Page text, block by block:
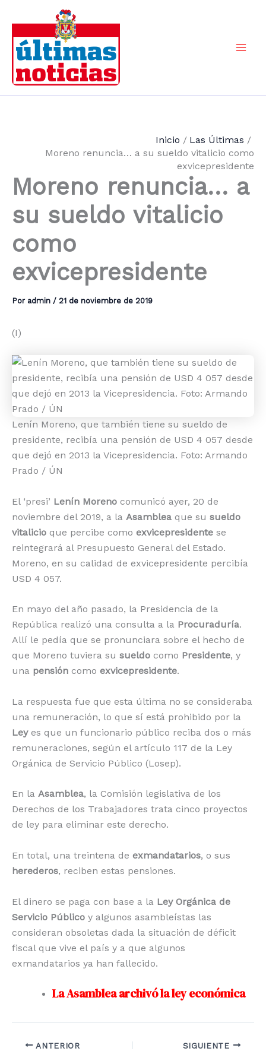
contenido
Inicio
Las Últimas
Moreno renuncia… a su sueldo vitalicio como
exvicepresidente
Moreno renuncia… a
su sueldo vitalicio
como
exvicepresidente
Por admin / 21 de noviembre de 2019
(I)
Lenín Moreno, que también tiene su sueldo de
presidente, recibía una pensión de USD 4 057 desde
que dejó en 2013 la Vicepresidencia. Foto: Armando
Prado / ÚN
El ‘presi’ Lenín Moreno comunicó ayer, 20 de
noviembre del 2019, a la Asamblea que su sueldo
vitalicio que percibe como exvicepresidente se
reintegrará al Presupuesto General del Estado.
Moreno, en su calidad de exvicepresidente percibía
USD 4 057.
En mayo del año pasado, la Presidencia de la
República realizó una consulta a la Procuraduría.
Allí le pedía que se pronunciara sobre el hecho de
que Moreno tuviera su sueldo como Presidente, y
una pensión como exvicepresidente.
La respuesta fue que esta última no se consideraba
una remuneración, lo que sí está prohibido por la
Ley es que un funcionario público reciba dos o más
remuneraciones, según el artículo 117 de la Ley
Orgánica de Servicio Público (Losep).
En la Asamblea, la Comisión legislativa de los
Derechos de los Trabajadores trata cinco proyectos
de ley para eliminar este derecho.
En total, una treintena de exmandatarios, o sus
herederos, reciben estas pensiones.
El dinero se paga con base a la Ley Orgánica de
Servicio Público y algunos asambleístas las
consideran obsoletas dada la situación de déficit
fiscal que vive el país y a que algunos
exmandatarios ya han fallecido.
La Asamblea archivó la ley económica
ANTERIOR SIGUIENTE